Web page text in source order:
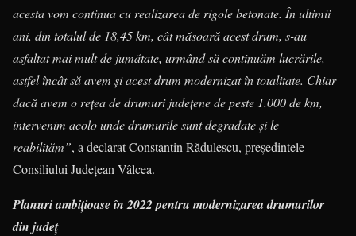
acesta vom continua cu realizarea de rigole betonate. În ultimii
ani, din totalul de 18,45 km, cât măsoară acest drum, s-au
asfaltat mai mult de jumătate, urmând să continuăm lucrările,
astfel încât să avem și acest drum modernizat în totalitate. Chiar
dacă avem o rețea de drumuri județene de peste 1.000 de km,
intervenim acolo unde drumurile sunt degradate și le
reabilităm”, a declarat Constantin Rădulescu, președintele
Consiliului Județean Vâlcea.
Planuri ambițioase în 2022 pentru modernizarea drumurilor
din județ